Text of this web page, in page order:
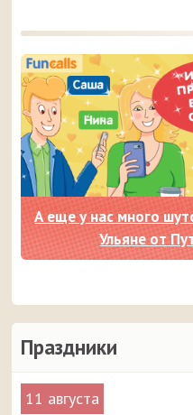
Праздники
11 августа
А еще у нас много
Ульяне от